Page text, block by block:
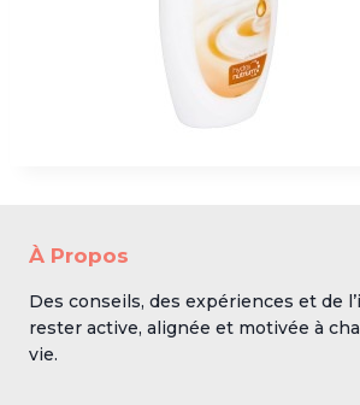
À Propos
Des conseils, des expériences et de
rester active, alignée et motivée à
vie.